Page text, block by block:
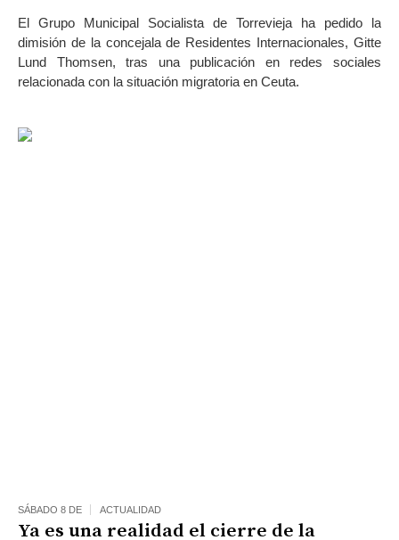
El Grupo Municipal Socialista de Torrevieja ha pedido la
dimisión de la concejala de Residentes Internacionales, Gitte
Lund Thomsen, tras una publicación en redes sociales
relacionada con la situación migratoria en Ceuta.
SÁBADO 8 DE ACTUALIDAD
Ya es una realidad el cierre de la